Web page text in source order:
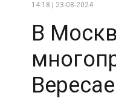
14:18 | 23-08-2024
В